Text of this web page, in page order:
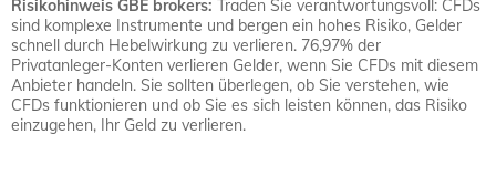
Risikohinweis GBE brokers: Traden Sie verantwortungsvoll: CFDs
sind komplexe Instrumente und bergen ein hohes Risiko, Gelder
schnell durch Hebelwirkung zu verlieren. 76,97% der
Privatanleger-Konten verlieren Gelder, wenn Sie CFDs mit diesem
Anbieter handeln. Sie sollten überlegen, ob Sie verstehen, wie
CFDs funktionieren und ob Sie es sich leisten können, das Risiko
einzugehen, Ihr Geld zu verlieren.